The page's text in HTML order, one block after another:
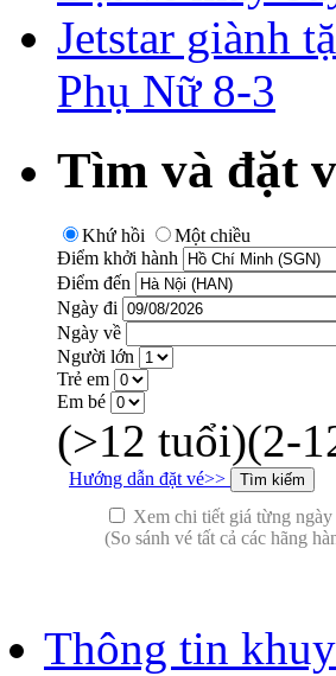
Jetstar giành
Phụ Nữ 8-3
Tìm và đặt
Khứ hồi
Một chiều
Điểm khởi hành
Điểm đến
Ngày đi
Ngày về
Người lớn
Trẻ em
Em bé
(>12 tuổi)(2-
Hướng dẫn đặt vé>>
Xem chi tiết giá từng ngày
(So sánh vé tất cả các hãng
Thông tin